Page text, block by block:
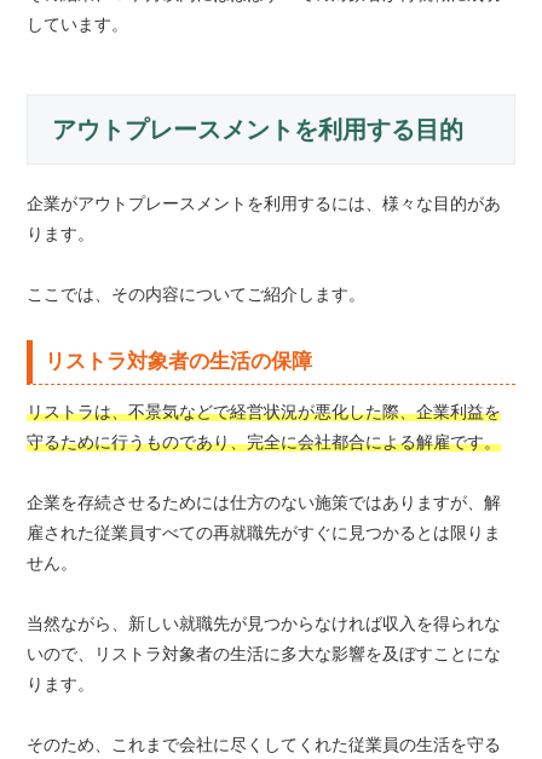
しています。
アウトプレースメントを利用する目的
企業がアウトプレースメントを利用するには、様々な目的があ
ります。
ここでは、その内容についてご紹介します。
リストラ対象者の生活の保障
リストラは、不景気などで経営状況が悪化した際、企業利益を
守るために行うものであり、完全に会社都合による解雇です。
企業を存続させるためには仕方のない施策ではありますが、解
雇された従業員すべての再就職先がすぐに見つかるとは限りま
せん。
当然ながら、新しい就職先が見つからなければ収入を得られな
いので、リストラ対象者の生活に多大な影響を及ぼすことにな
ります。
そのため、これまで会社に尽くしてくれた従業員の生活を守る